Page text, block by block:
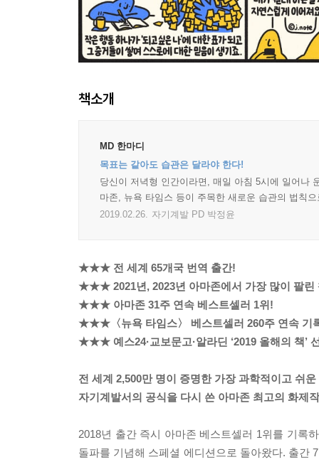
책소개
MD 한마디
목표는 같아도 습관은 달라야 한다!
당신이 저녁형 인간이라면, 매일 아침 5시에 일어나
마존, 뉴욕 타임스 등이 주목한 새로운 습관의 법칙
2019.02.26. 자기계발 PD 박정윤
★★★ 전 세계 65개국 번역 출간!
★★★ 2021년, 2023년 아마존에서 가장 많이 팔린
★★★ 아마존 31주 연속 베스트셀러 1위!
★★★〈뉴욕 타임스〉 베스트셀러 260주 연속 기
★★★ 예스24·교보문고·알라딘 ‘2019 올해의 책’
전 세계 2,500만 명이 증명한 가장 과학적이고 쉬
자기계발서의 공식을 다시 쓴 아마존 최고의 화제
2018년 출간 즉시 아마존 베스트셀러 1위를 기록
돌파를 기념해 스페셜 에디션으로 돌아왔다. 출간